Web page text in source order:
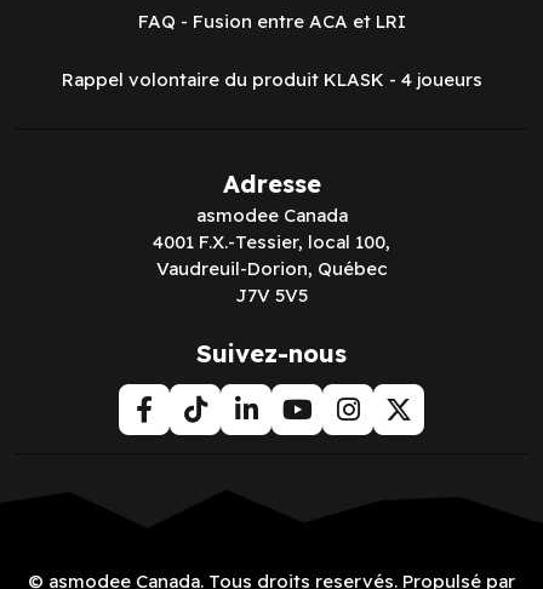
FAQ - Fusion entre ACA et LRI
Rappel volontaire du produit KLASK - 4 joueurs
Adresse
asmodee Canada
4001 F.X.-Tessier, local 100,
Vaudreuil-Dorion, Québec
J7V 5V5
Suivez-nous
© asmodee Canada. Tous droits reservés. Propulsé par